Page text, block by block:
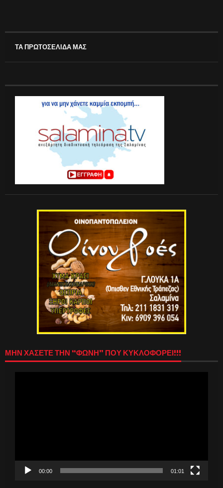
ΤΑ ΠΡΩΤΟΣΕΛΙΔΑ ΜΑΣ
ΜΗΝ ΧΑΣΕΤΕ ΤΗΝ “ΦΩΝΗ” ΠΟΥ ΚΥΚΛΟΦΟΡΕΙ!!!
00:00 01:01